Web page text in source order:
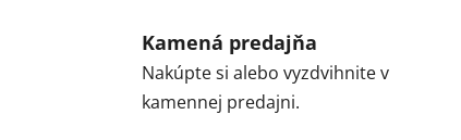
Kamená predajňa
Nakúpte si alebo vyzdvihnite v
kamennej predajni.